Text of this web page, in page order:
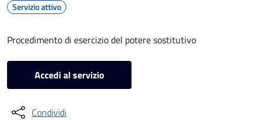
Servizio attivo
Procedimento di esercizio del potere sostitutivo
Accedi al servizio
Condividi